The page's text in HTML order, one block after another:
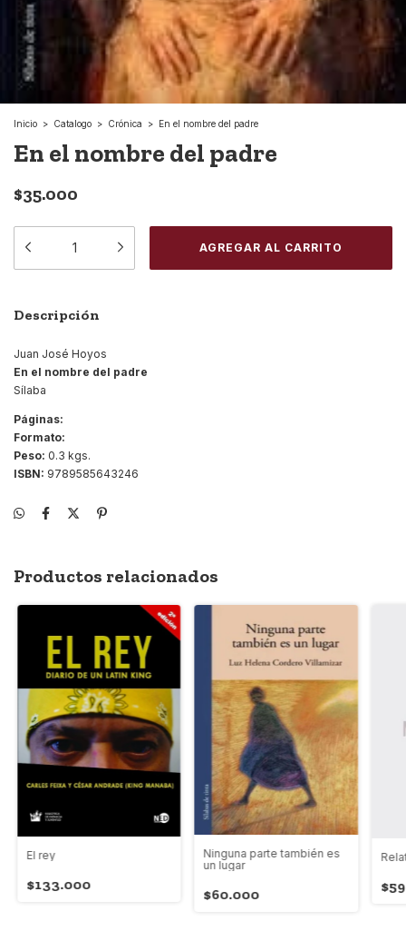
Inicio > Catalogo > Crónica > En el nombre del padre
En el nombre del padre
$35.000
Descripción
Juan José Hoyos
En el nombre del padre
Sílaba
Páginas:
Formato:
Peso: 0.3 kgs.
ISBN: 9789585643246
Productos relacionados
El rey
$133.000
Ninguna parte también es
un lugar
$60.000